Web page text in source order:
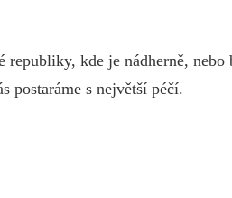
kde je nádherně, nebo
postaráme s největší péčí.